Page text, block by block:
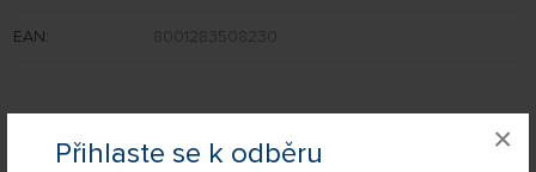
Přihlaste se k odběru
×
EAN: 8001283508230
Nevíte si rady s výběrem? Nejsou Vám některé parametry jasné?